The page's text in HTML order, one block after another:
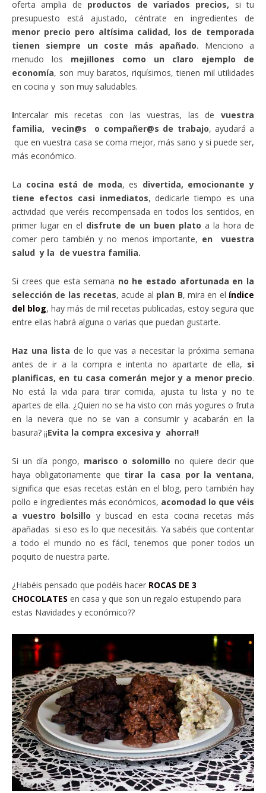
oferta amplia de productos de variados precios, si tu
presupuesto está ajustado, céntrate en ingredientes de
menor precio pero altísima calidad, los de temporada
tienen siempre un coste más apañado. Menciono a
menudo los mejillones como un claro ejemplo de
economía, son muy baratos, riquísimos, tienen mil utilidades
en cocina y son muy saludables.
Intercalar mis recetas con las vuestras, las de vuestra
familia, vecin@s o compañer@s de trabajo, ayudará a
que en vuestra casa se coma mejor, más sano y si puede ser,
más económico.
La cocina está de moda, es divertida, emocionante y
tiene efectos casi inmediatos, dedicarle tiempo es una
actividad que veréis recompensada en todos los sentidos, en
primer lugar en el disfrute de un buen plato a la hora de
comer pero también y no menos importante, en vuestra
salud y la de vuestra familia.
Si crees que esta semana no he estado afortunada en la
selección de las recetas, acude al plan B, mira en el índice
del blog, hay más de mil recetas publicadas, estoy segura que
entre ellas habrá alguna o varias que puedan gustarte.
Haz una lista de lo que vas a necesitar la próxima semana
antes de ir a la compra e intenta no apartarte de ella, si
planificas, en tu casa comerán mejor y a menor precio.
No está la vida para tirar comida, ajusta tu lista y no te
apartes de ella. ¿Quien no se ha visto con más yogures o fruta
en la nevera que no se van a consumir y acabarán en la
basura? ¡¡Evita la compra excesiva y ahorra!!
Si un día pongo, marisco o solomillo no quiere decir que
haya obligatoriamente que tirar la casa por la ventana,
significa que esas recetas están en el blog, pero también hay
pollo e ingredientes más económicos, acomodad lo que véis
a vuestro bolsillo y buscad en esta cocina recetas más
apañadas si eso es lo que necesitáis. Ya sabéis que contentar
a todo el mundo no es fácil, tenemos que poner todos un
poquito de nuestra parte.
¿Habéis pensado que podéis hacer ROCAS DE 3
CHOCOLATES en casa y que son un regalo estupendo para
estas Navidades y económico??